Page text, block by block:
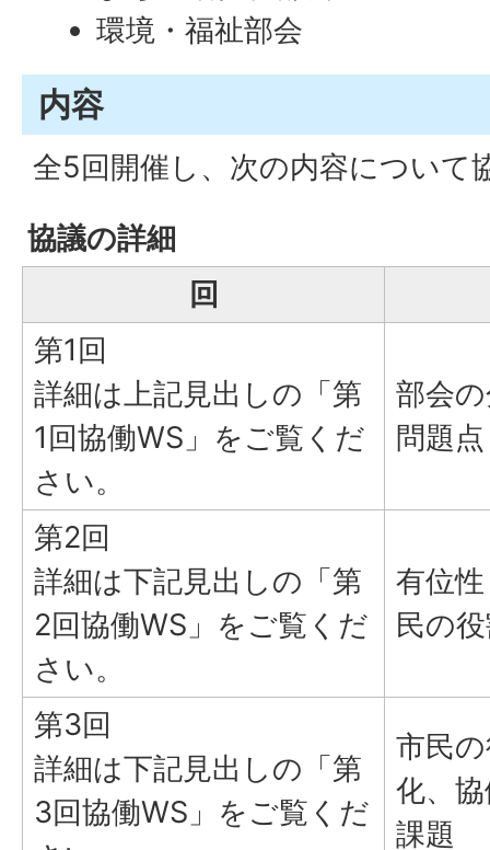
環境・福祉部会
内容
全5回開催し、次の内容について
協議の詳細
回
第1回
詳細は上記見出しの「第
1回協働WS」をご覧くだ
さい。
部会
問題点
第2回
詳細は下記見出しの「第
2回協働WS」をご覧くだ
さい。
有位
民の
第3回
詳細は下記見出しの「第
3回協働WS」をご覧くだ
市民
化、
課題